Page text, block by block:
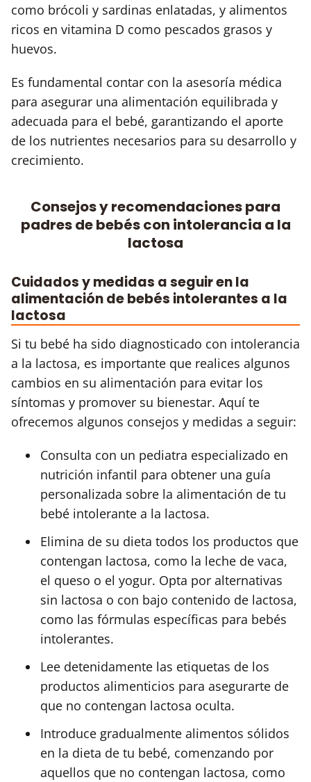
como brócoli y sardinas enlatadas, y alimentos
ricos en vitamina D como pescados grasos y
huevos.
Es fundamental contar con la asesoría médica
para asegurar una alimentación equilibrada y
adecuada para el bebé, garantizando el aporte
de los nutrientes necesarios para su desarrollo y
crecimiento.
Consejos y recomendaciones para
padres de bebés con intolerancia a la
lactosa
Cuidados y medidas a seguir en la
alimentación de bebés intolerantes a la
lactosa
Si tu bebé ha sido diagnosticado con intolerancia
a la lactosa, es importante que realices algunos
cambios en su alimentación para evitar los
síntomas y promover su bienestar. Aquí te
ofrecemos algunos consejos y medidas a seguir:
Consulta con un pediatra especializado en
nutrición infantil para obtener una guía
personalizada sobre la alimentación de tu
bebé intolerante a la lactosa.
Elimina de su dieta todos los productos que
contengan lactosa, como la leche de vaca,
el queso o el yogur. Opta por alternativas
sin lactosa o con bajo contenido de lactosa,
como las fórmulas específicas para bebés
intolerantes.
Lee detenidamente las etiquetas de los
productos alimenticios para asegurarte de
que no contengan lactosa oculta.
Introduce gradualmente alimentos sólidos
en la dieta de tu bebé, comenzando por
aquellos que no contengan lactosa, como